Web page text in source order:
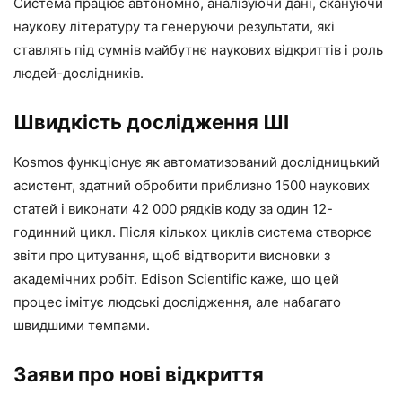
наукову літературу та генеруючи результати, які
ставлять під сумнів майбутнє наукових відкриттів і роль
людей-дослідників.
Швидкість дослідження ШІ
Kosmos функціонує як автоматизований дослідницький
асистент, здатний обробити приблизно 1500 наукових
статей і виконати 42 000 рядків коду за один 12-
годинний цикл. Після кількох циклів система створює
звіти про цитування, щоб відтворити висновки з
академічних робіт. Edison Scientific каже, що цей
процес імітує людські дослідження, але набагато
швидшими темпами.
Заяви про нові відкриття